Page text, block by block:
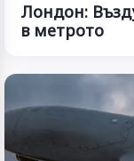
Лондон:
в метрото